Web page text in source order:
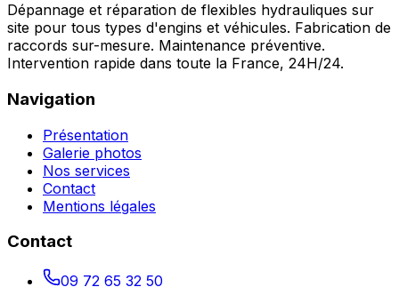
Dépannage et réparation de flexibles hydrauliques sur
site pour tous types d'engins et véhicules. Fabrication de
raccords sur-mesure. Maintenance préventive.
Intervention rapide dans toute la France, 24H/24.
Navigation
Présentation
Galerie photos
Nos services
Contact
Mentions légales
Contact
09 72 65 32 50